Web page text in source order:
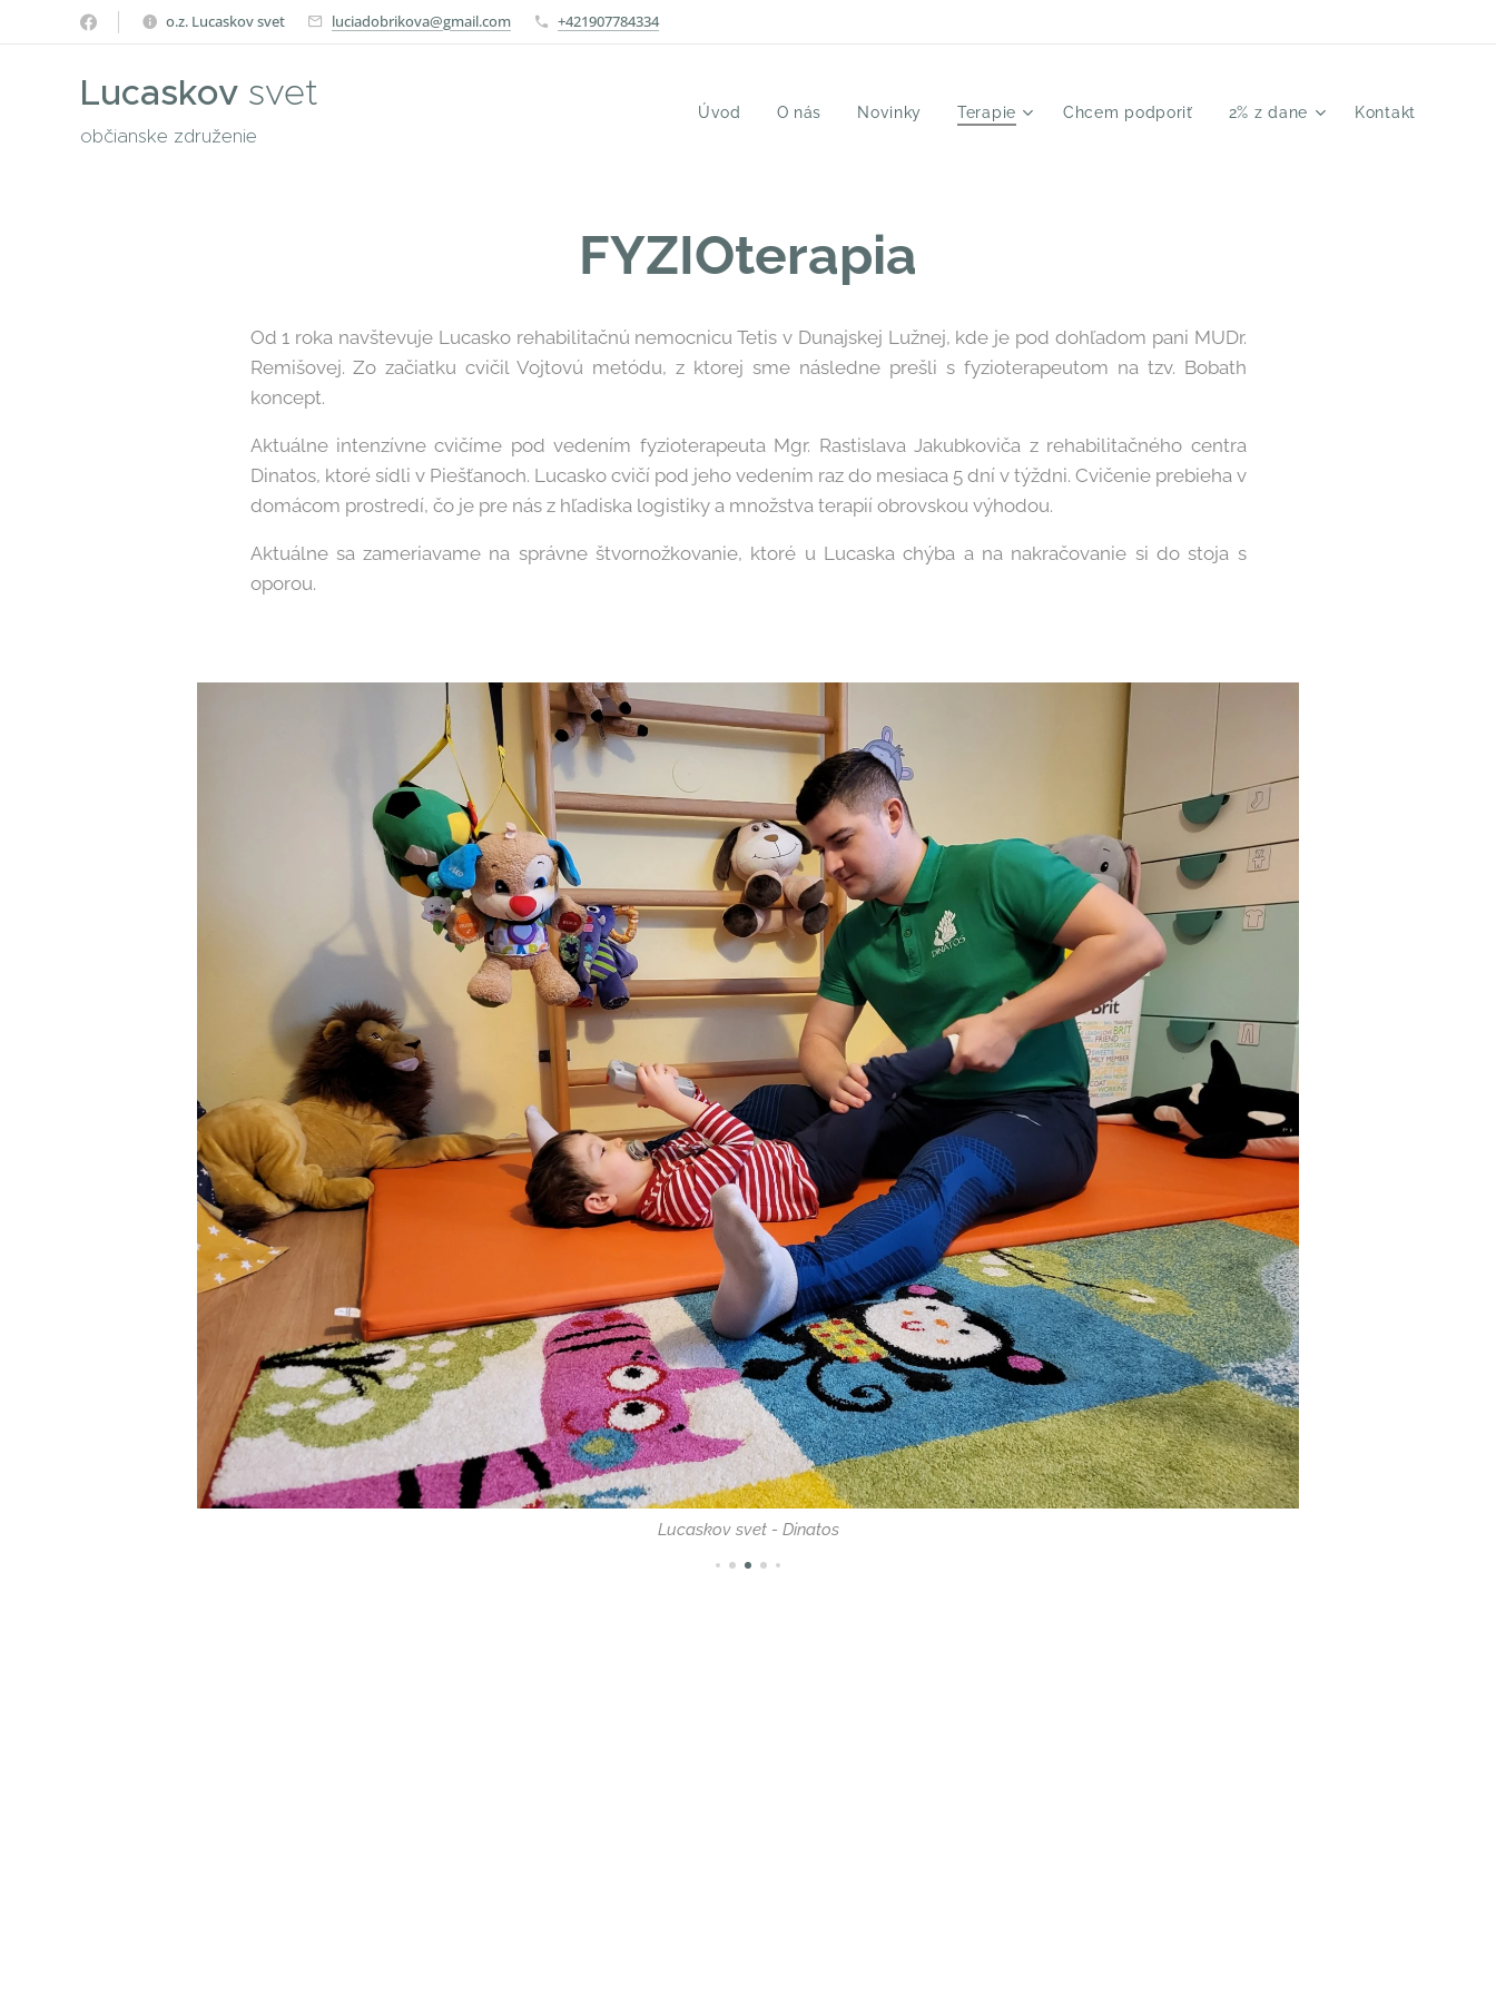
o.z. Lucaskov svet luciadobrikova@gmail.com +421907784334
Lucaskov svet
občianske združenie
Úvod O nás Novinky Terapie Chcem podporiť 2% z dane Kontakt
FYZIOterapia
Od 1 roka navštevuje Lucasko rehabilitačnú nemocnicu Tetis v Dunajskej Lužnej, kde je pod dohľadom pani MUDr.
Remišovej. Zo začiatku cvičil Vojtovú metódu, z ktorej sme následne prešli s fyzioterapeutom na tzv. Bobath
koncept.
Aktuálne intenzívne cvičíme pod vedením fyzioterapeuta Mgr. Rastislava Jakubkoviča z rehabilitačného centra
Dinatos, ktoré sídli v Piešťanoch. Lucasko cvičí pod jeho vedením raz do mesiaca 5 dní v týždni. Cvičenie prebieha v
domácom prostredí, čo je pre nás z hľadiska logistiky a množstva terapií obrovskou výhodou.
Aktuálne sa zameriavame na správne štvornožkovanie, ktoré u Lucaska chýba a na nakračovanie si do stoja s
oporou.
Lucaskov svet - Dinatos